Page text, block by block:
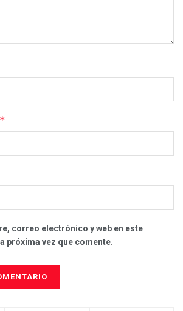
*
correo electrónico y web en este
próxima vez que comente.